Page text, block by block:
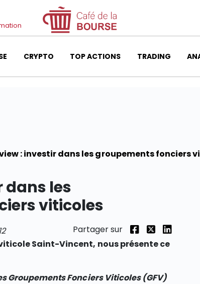
CRYPTO TOP ACTIONS TRADING
: investir dans les groupements fonciers
dans les
viticoles
Partager sur
Saint-Vincent, nous présente ce
Groupements Fonciers Viticoles (GFV)